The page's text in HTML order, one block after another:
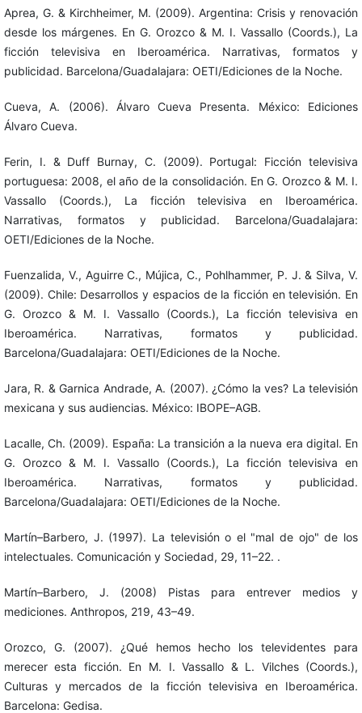
Aprea, G. & Kirchheimer, M. (2009). Argentina: Crisis y renovación
desde los márgenes. En G. Orozco & M. I. Vassallo (Coords.), La
ficción televisiva en Iberoamérica. Narrativas, formatos y
publicidad. Barcelona/Guadalajara: OETI/Ediciones de la Noche.
Cueva, A. (2006). Álvaro Cueva Presenta. México: Ediciones
Álvaro Cueva.
Ferin, I. & Duff Burnay, C. (2009). Portugal: Ficción televisiva
portuguesa: 2008, el año de la consolidación. En G. Orozco & M. I.
Vassallo (Coords.), La ficción televisiva en Iberoamérica.
Narrativas, formatos y publicidad. Barcelona/Guadalajara:
OETI/Ediciones de la Noche.
Fuenzalida, V., Aguirre C., Mújica, C., Pohlhammer, P. J. & Silva, V.
(2009). Chile: Desarrollos y espacios de la ficción en televisión. En
G. Orozco & M. I. Vassallo (Coords.), La ficción televisiva en
Iberoamérica. Narrativas, formatos y publicidad.
Barcelona/Guadalajara: OETI/Ediciones de la Noche.
Jara, R. & Garnica Andrade, A. (2007). ¿Cómo la ves? La televisión
mexicana y sus audiencias. México: IBOPE–AGB.
Lacalle, Ch. (2009). España: La transición a la nueva era digital. En
G. Orozco & M. I. Vassallo (Coords.), La ficción televisiva en
Iberoamérica. Narrativas, formatos y publicidad.
Barcelona/Guadalajara: OETI/Ediciones de la Noche.
Martín–Barbero, J. (1997). La televisión o el "mal de ojo" de los
intelectuales. Comunicación y Sociedad, 29, 11–22. .
Martín–Barbero, J. (2008) Pistas para entrever medios y
mediciones. Anthropos, 219, 43–49.
Orozco, G. (2007). ¿Qué hemos hecho los televidentes para
merecer esta ficción. En M. I. Vassallo & L. Vilches (Coords.),
Culturas y mercados de la ficción televisiva en Iberoamérica.
Barcelona: Gedisa.